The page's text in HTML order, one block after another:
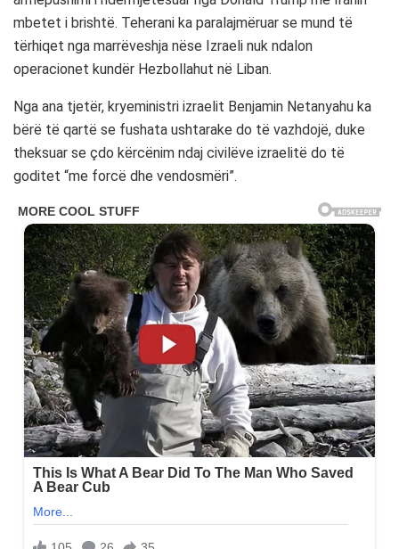
mbetet i brishtë. Teherani ka paralajmëruar se mund të
tërhiqet nga marrëveshja nëse Izraeli nuk ndalon
operacionet kundër Hezbollahut në Liban.
Nga ana tjetër, kryeministri izraelit Benjamin Netanyahu ka
bërë të qartë se fushata ushtarake do të vazhdojë, duke
theksuar se çdo kërcënim ndaj civilëve izraelitë do të
goditet “me forcë dhe vendosmëri”.